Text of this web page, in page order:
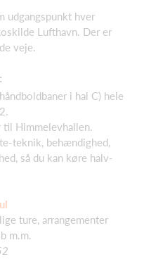
udgangspunkt hver
Lufthavn. Der er
veje.
i hal C) hele
Himmelevhallen.
teknik, behændighed,
så du kan køre halv-
ture, arrangementer
m.m.